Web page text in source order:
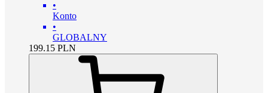
•
Konto
•
GLOBALNY
199.15 PLN